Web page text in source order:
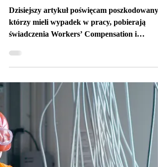
Aug 6, 2018
ADWOKAT WYPADKOWY
Dzisiejszy artykuł poświęcam
którzy mieli wypadek w pracy, pobierają
świadczenia Workers’ Compensation i
dodatkowo...